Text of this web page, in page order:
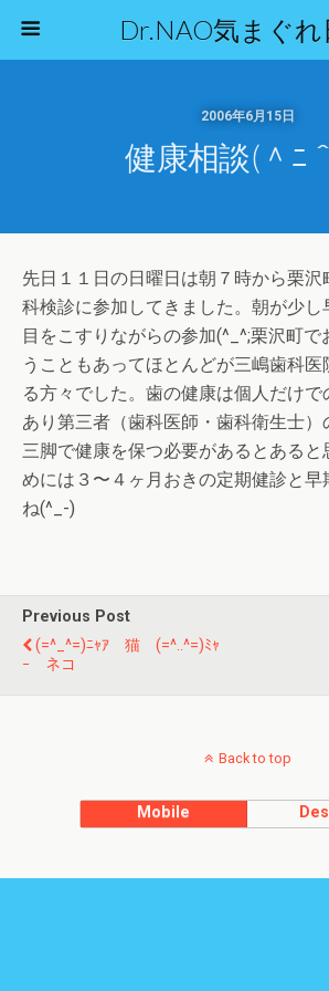
Dr.NAO気まぐれ
2006年6月15日
健康相談(＾ﾆ
先日１１日の日曜日は朝７時から栗沢
科検診に参加してきました。朝が少し
目をこすりながらの参加(^_^;栗沢町で
うこともあってほとんどが三嶋歯科
る方々でした。歯の健康は個人だけ
あり第三者（歯科医師・歯科衛生士）
三脚で健康を保つ必要があるとあると
めには３〜４ヶ月おきの定期健診と早
ね(^_-)
Previous Post
(=^_^=)ﾆｬｱ 猫 (=^..^=)ﾐｬ
ｰ ネコ
Back to top
Mobile